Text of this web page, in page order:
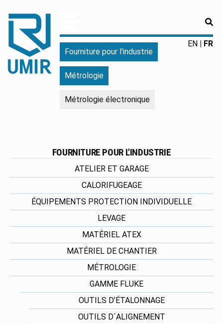
Fourniture
pour
l'industrie
chimiques
EN
FR
Fourniture pour l'industrie
Métrologie
Métrologie électronique
FOURNITURE POUR L'INDUSTRIE
ATELIER ET GARAGE
CALORIFUGEAGE
ÉQUIPEMENTS PROTECTION INDIVIDUELLE
LEVAGE
MATÉRIEL ATEX
MATÉRIEL DE CHANTIER
MÉTROLOGIE
GAMME FLUKE
OUTILS D’ÉTALONNAGE
OUTILS D´ALIGNEMENT